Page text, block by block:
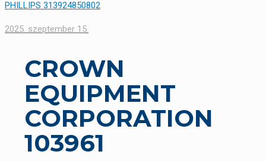
PHILLIPS 313924850802
2025. szeptember 15.
CROWN
EQUIPMENT
CORPORATION
103961